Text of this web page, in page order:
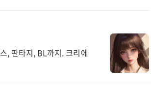
, 판타지, BL까지. 크리에